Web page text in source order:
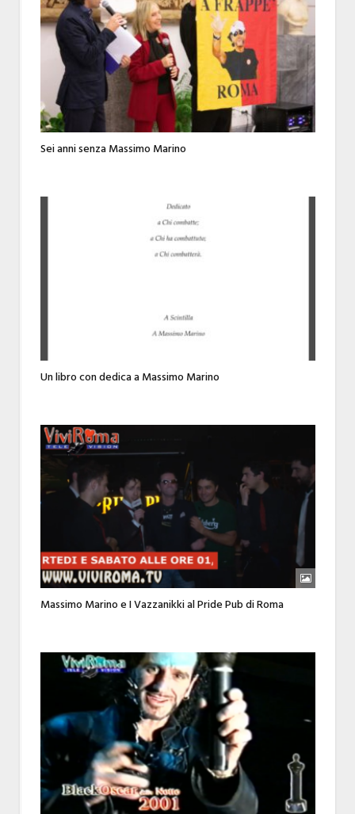
Sei anni senza Massimo Marino
Un libro con dedica a Massimo Marino
Massimo Marino e I Vazzanikki al Pride Pub di Roma